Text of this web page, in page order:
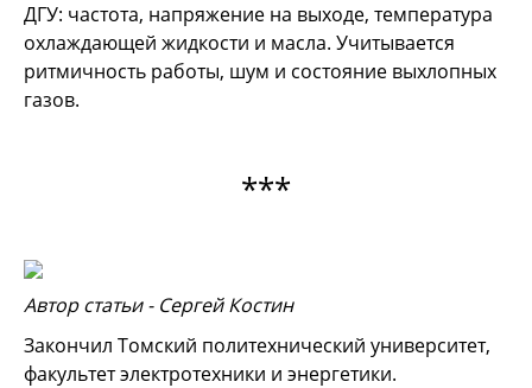
ДГУ: частота, напряжение на выходе, температура
охлаждающей жидкости и масла. Учитывается
ритмичность работы, шум и состояние выхлопных
газов.
***
Автор статьи - Сергей Костин
Закончил Томский политехнический университет,
факультет электротехники и энергетики.